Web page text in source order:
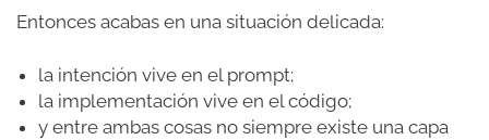
Entonces acabas en una situación delicada:
la intención vive en el prompt;
la implementación vive en el código;
y entre ambas cosas no siempre existe una capa